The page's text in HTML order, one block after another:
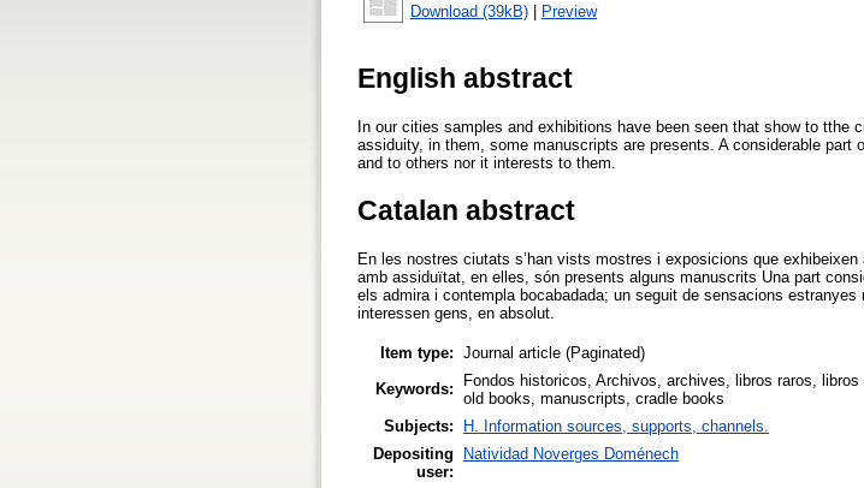
Download (39kB) | Preview
English abstract
In our cities samples and exhibitions have been seen that show to
assiduity, in them, some manuscripts are presents. A considerable
and to others nor it interests to them.
Catalan abstract
En les nostres ciutats s’han vists mostres i exposicions que
amb assiduïtat, en elles, són presents alguns manuscrits Una part
els admira i contempla bocabadada; un seguit de sensacions
interessen gens, en absolut.
Item type: Journal article (Paginated)
Keywords:
Fondos historicos, Archivos, archives, libros raros,
old books, manuscripts, cradle books
Subjects:
H. Information sources, supports, channels.
Depositing
user:
Natividad Noverges Doménech